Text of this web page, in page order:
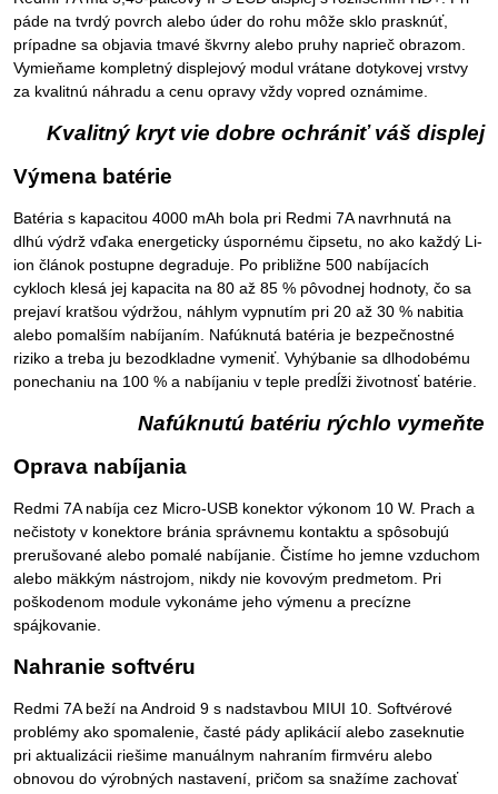
páde na tvrdý povrch alebo úder do rohu môže sklo prasknúť,
prípadne sa objavia tmavé škvrny alebo pruhy naprieč obrazom.
Vymieňame kompletný displejový modul vrátane dotykovej vrstvy
za kvalitnú náhradu a cenu opravy vždy vopred oznámime.
Kvalitný kryt vie dobre ochrániť váš displej
Výmena batérie
Batéria s kapacitou 4000 mAh bola pri Redmi 7A navrhnutá na
dlhú výdrž vďaka energeticky úspornému čipsetu, no ako každý Li-
ion článok postupne degraduje. Po približne 500 nabíjacích
cykloch klesá jej kapacita na 80 až 85 % pôvodnej hodnoty, čo sa
prejaví kratšou výdržou, náhlym vypnutím pri 20 až 30 % nabitia
alebo pomalším nabíjaním. Nafúknutá batéria je bezpečnostné
riziko a treba ju bezodkladne vymeniť. Vyhýbanie sa dlhodobému
ponechaniu na 100 % a nabíjaniu v teple predĺži životnosť batérie.
Nafúknutú batériu rýchlo vymeňte
Oprava nabíjania
Redmi 7A nabíja cez Micro-USB konektor výkonom 10 W. Prach a
nečistoty v konektore bránia správnemu kontaktu a spôsobujú
prerušované alebo pomalé nabíjanie. Čistíme ho jemne vzduchom
alebo mäkkým nástrojom, nikdy nie kovovým predmetom. Pri
poškodenom module vykonáme jeho výmenu a precízne
spájkovanie.
Nahranie softvéru
Redmi 7A beží na Android 9 s nadstavbou MIUI 10. Softvérové
problémy ako spomalenie, časté pády aplikácií alebo zaseknutie
pri aktualizácii riešime manuálnym nahraním firmvéru alebo
obnovou do výrobných nastavení, pričom sa snažíme zachovať